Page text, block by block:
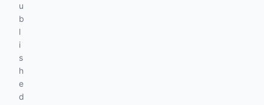
u
b
l
i
s
h
e
d